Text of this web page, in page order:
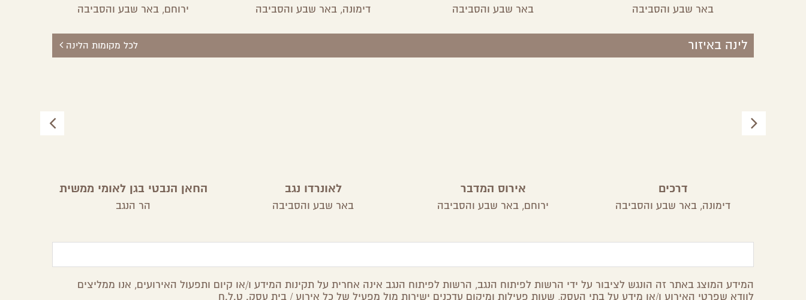
באר שבע והסביבה באר שבע והסביבה דימונה, באר שבע והסביבה ירוחם, באר שבע והסביבה
לינה באיזור לכל מקומות הלינה
דרכים
דימונה, באר שבע והסביבה
אירוס המדבר
ירוחם, באר שבע והסביבה
לאונרדו נגב
באר שבע והסביבה
החאן הנבטי בגן לאומי ממשית
הר הנגב
המידע המוצג באתר זה הונגש לציבור על ידי הרשות לפיתוח הנגב, הרשות לפיתוח הנגב אינה אחרית על תקינות המידע ו/או קיום ותפעול האירועים, אנו ממליצים
לוודא שפרטי האירוע ו/או מידע על בתי העסק, שעות פעילות ומיקום עדכנים ישירות מול מפעיל של כל אירוע / בית עסק. ט.ל.ח